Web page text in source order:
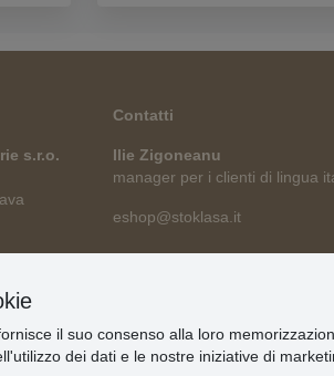
s.r.o.
Contatti
Ilie Zigoneanu
manager per i clienti di lingua
eshop@stoklasa.it
il suo consenso alla loro
dei dati e le nostre iniziative di